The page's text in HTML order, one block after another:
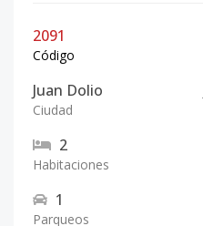
2091
Código
Juan Dolio
Ciudad
2
Habitaciones
1
Parqueos